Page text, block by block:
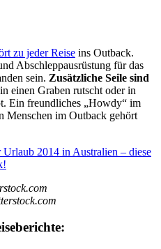
zu jeder Reise ins Outback.
Abschleppausrüstung für das
sein. Zusätzliche Seile sind
einen Graben rutscht oder in
Ein freundliches „Howdy“ im
Menschen im Outback gehört
2014 in Australien – diese